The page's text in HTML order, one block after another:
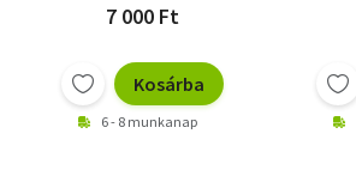
7 000 Ft
Kosárba
6 - 8 munkanap